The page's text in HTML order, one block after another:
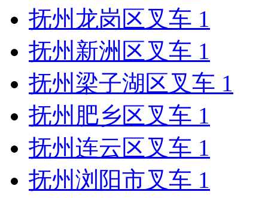
抚州龙岗区叉车 1
抚州新洲区叉车 1
抚州梁子湖区叉车 1
抚州肥乡区叉车 1
抚州连云区叉车 1
抚州浏阳市叉车 1